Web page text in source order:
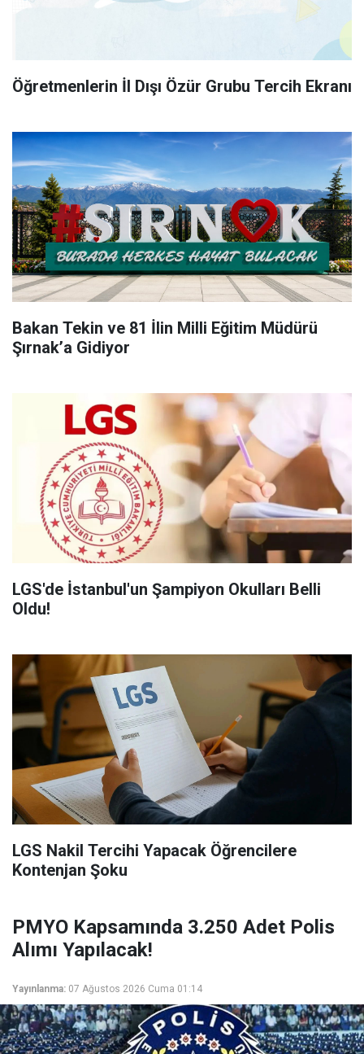
Öğretmenlerin İl Dışı Özür Grubu Tercih Ekranı
Bakan Tekin ve 81 İlin Milli Eğitim Müdürü
Şırnak’a Gidiyor
LGS'de İstanbul'un Şampiyon Okulları Belli
Oldu!
LGS Nakil Tercihi Yapacak Öğrencilere
Kontenjan Şoku
PMYO Kapsamında 3.250 Adet Polis
Alımı Yapılacak!
Yayınlanma: 07 Ağustos 2026 Cuma 01:14